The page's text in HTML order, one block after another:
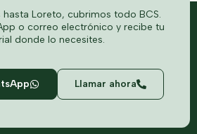
hasta Loreto, cubrimos todo BCS.
o correo electrónico y recibe tu
donde lo necesites.
Llamar ahora